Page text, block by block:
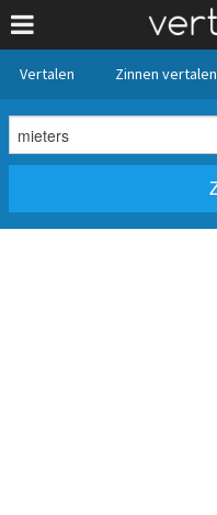
Vertalen Zinnen vertalen